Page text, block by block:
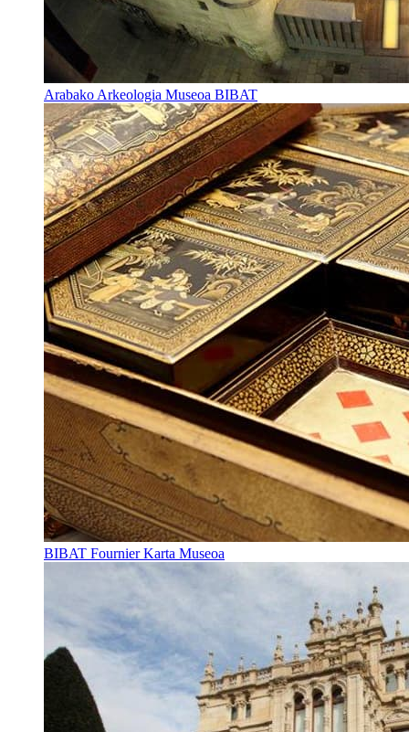
Arabako Arkeologia Museoa BIBAT
BIBAT Fournier Karta Museoa